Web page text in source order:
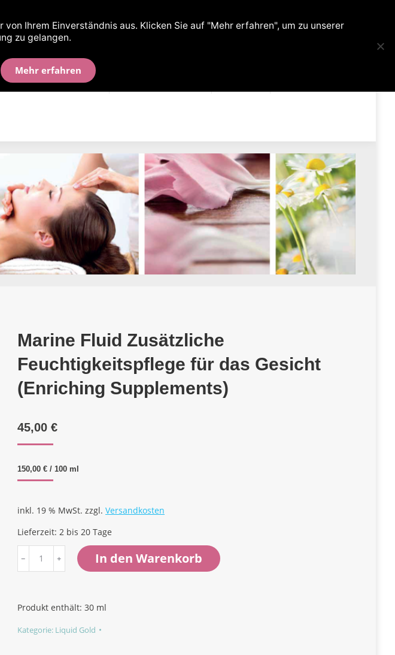
Willkommen!
Marine Fluid Zusätzliche
Feuchtigkeitspflege für das Gesicht
(Enriching Supplements)
45,00 €
150,00 € / 100 ml
inkl. 19 % MwSt. zzgl. Versandkosten
Lieferzeit: 2 bis 20 Tage
Marine
Fluid
Feuchtigkeitspflege
das
In den Warenkorb
Produkt enthält: 30 ml
Kategorie: Liquid Gold
Ihrem Einverständnis aus. Klicken Sie auf "Mehr erfahren", um zu unserer
zu gelangen.
Mehr erfahren